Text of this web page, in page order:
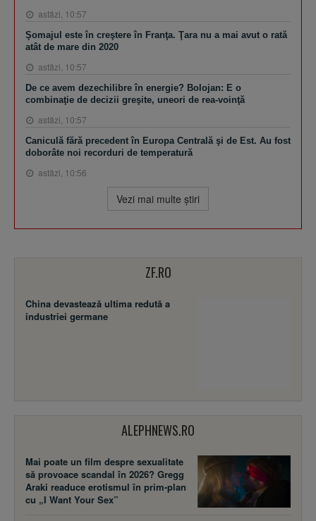
astăzi, 10:57
Şomajul este în creştere în Franţa. Ţara nu a mai avut o rată
atât de mare din 2020
astăzi, 10:57
De ce avem dezechilibre în energie? Bolojan: E o
combinaţie de decizii greşite, uneori de rea-voinţă
astăzi, 10:57
Caniculă fără precedent în Europa Centrală şi de Est. Au fost
doborâte noi recorduri de temperatură
astăzi, 10:56
Vezi mai multe ştiri
ZF.RO
China devastează ultima redută a
industriei germane
ALEPHNEWS.RO
Mai poate un film despre sexualitate
să provoace scandal în 2026? Gregg
Araki readuce erotismul în prim-plan
cu „I Want Your Sex”